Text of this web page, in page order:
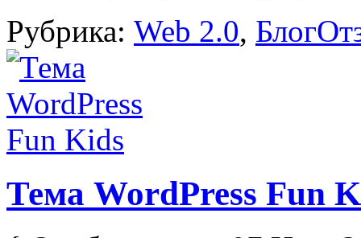
Рубрика: Web 2.0, Блог
Тема WordPress Fun